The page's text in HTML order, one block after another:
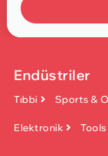
Endüstriler
Tıbbi Sports &
Elektronik